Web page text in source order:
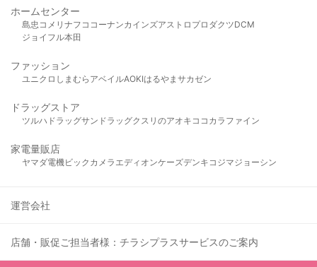
ホームセンター
島忠 コメリ ナフコ コーナンカインズアストロプロダクツDCM
ジョイフル本田
ファッション
ユニクロ しまむら アベイルAOKIはるやま サカゼン
ドラッグストア
ツルハドラッグサンドラッグクスリのアオキ ココカラファイン
家電量販店
ヤマダ電機ビックカメラ エディオンケーズデンキ コジマジョーシン
運営会社
店舗・販促ご担当者様：チラシプラスサービスのご案内